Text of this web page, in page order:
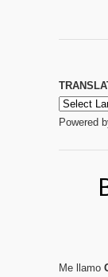
Powered
Me llamo